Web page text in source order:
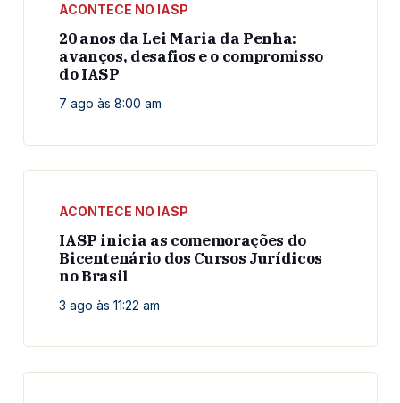
ACONTECE NO IASP
20 anos da Lei Maria da Penha:
avanços, desafios e o compromisso
do IASP
7 ago às 8:00 am
ACONTECE NO IASP
IASP inicia as comemorações do
Bicentenário dos Cursos Jurídicos
no Brasil
3 ago às 11:22 am